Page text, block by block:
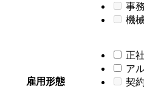
事務
機
雇用形態
正
ア
契